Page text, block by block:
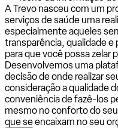
A Trevo nasceu com um
serviços de saúde uma
especialmente aqueles
transparência, qualidade
para que você possa zelar
Desenvolvemos uma
decisão de onde realizar
consideração a qualidade
conveniência de fazê-los
mesmo no conforto do
que se encaixam no seu